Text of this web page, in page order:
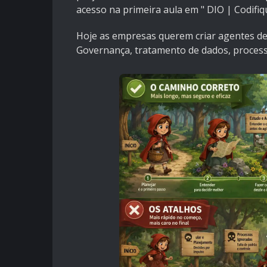
acesso na primeira aula em " DIO |
Hoje as empresas querem criar agentes
Governança, tratamento de dados,